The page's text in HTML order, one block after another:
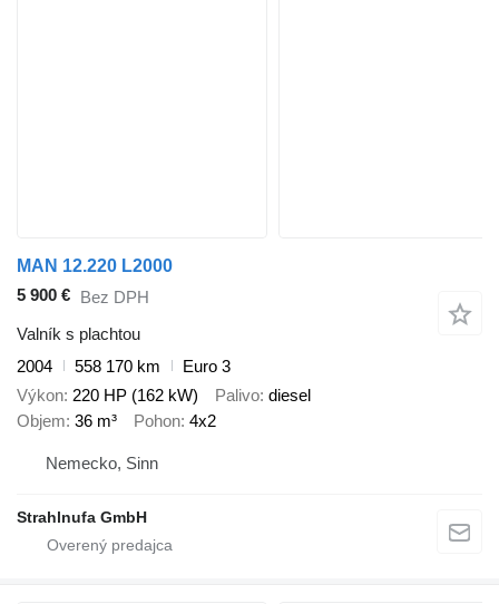
MAN 12.220 L2000
5 900 € Bez DPH
Valník s plachtou
2004
558 170 km
Euro 3
Výkon 220 HP (162 kW) Palivo diesel
Objem 36 m³ Pohon 4x2
Nemecko, Sinn
Strahlnufa GmbH